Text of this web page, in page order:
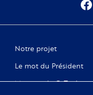
Notre projet
Le mot du Président
Message de C. Taubira